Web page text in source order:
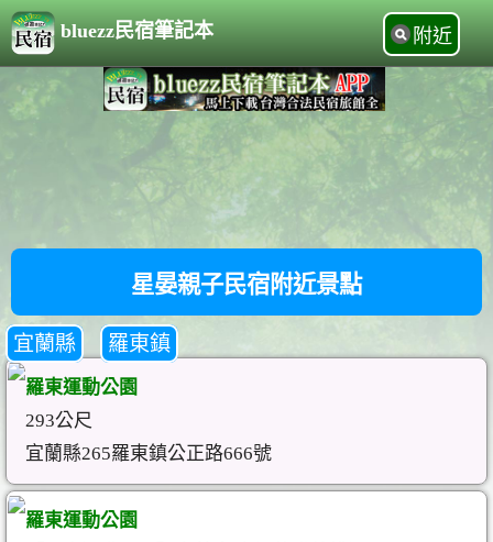
bluezz民宿筆記本 附近
星晏親子民宿附近景點
宜蘭縣 羅東鎮
羅東運動公園
293公尺
宜蘭縣265羅東鎮公正路666號
羅東運動公園